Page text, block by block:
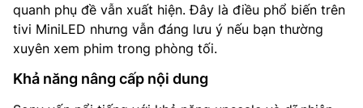
quanh phụ đề vẫn xuất hiện. Đây là điều phổ biến trên
tivi MiniLED nhưng vẫn đáng lưu ý nếu bạn thường
xuyên xem phim trong phòng tối.
Khả năng nâng cấp nội dung